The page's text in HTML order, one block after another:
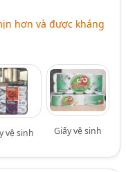
hơn và được kháng
vệ sinh Giấy vệ sinh